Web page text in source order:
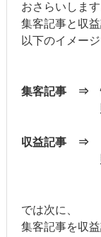
おさらいします
集客記事と収
以下のイメージ
集客記事 ⇒ 悩
購買意
収益記事 ⇒ 「
購買意
では次に、
集客記事を収